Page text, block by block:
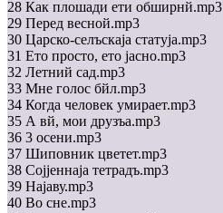
28 Как плошади ети обширнй.mp3
29 Перед весной.mp3
30 Царско-селъскаjа статуjа.mp3
31 Ето просто, ето jасно.mp3
32 Летний сад.mp3
33 Мне голос бйл.mp3
34 Когда человек умирает.mp3
35 А вй, мои друзъа.mp3
36 3 осени.mp3
37 Шиповник цветет.mp3
38 Соjjеннаjа тетрадъ.mp3
39 Наjаву.mp3
40 Во сне.mp3